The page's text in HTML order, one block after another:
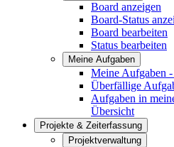
Board anzeigen
Board-Status
Board bearbeiten
Status bearbeiten
Meine Aufgaben
Meine Aufgaben
Überfällige
Aufgaben in
Übersicht
Projekte & Zeiterfassung
Projektverwaltung